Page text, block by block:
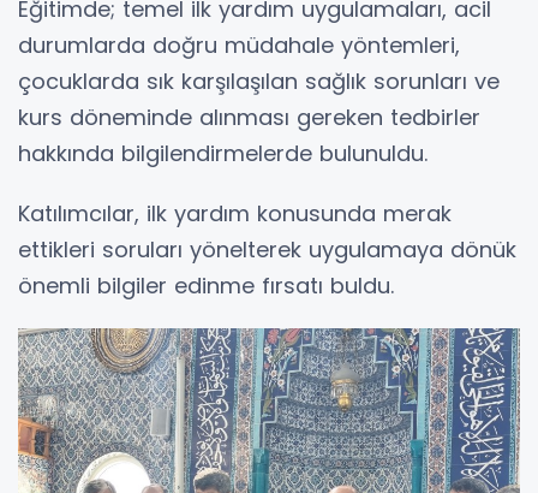
Eğitimde; temel ilk yardım uygulamaları, acil
durumlarda doğru müdahale yöntemleri,
çocuklarda sık karşılaşılan sağlık sorunları ve
kurs döneminde alınması gereken tedbirler
hakkında bilgilendirmelerde bulunuldu.
Katılımcılar, ilk yardım konusunda merak
ettikleri soruları yönelterek uygulamaya dönük
önemli bilgiler edinme fırsatı buldu.